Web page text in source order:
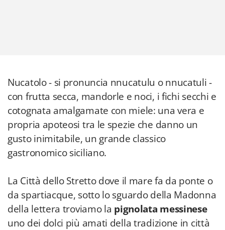
Nucatolo - si pronuncia nnucatulu o nnucatuli -
con frutta secca, mandorle e noci, i fichi secchi e
cotognata amalgamate con miele: una vera e
propria apoteosi tra le spezie che danno un
gusto inimitabile, un grande classico
gastronomico siciliano.
La Città dello Stretto dove il mare fa da ponte o
da spartiacque, sotto lo sguardo della Madonna
della lettera troviamo la pignolata messinese
uno dei dolci più amati della tradizione in città